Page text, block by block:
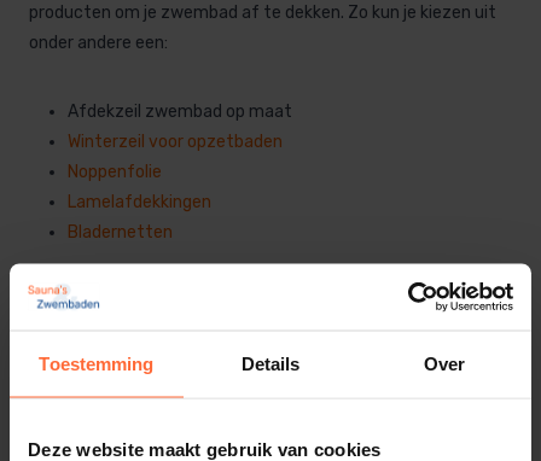
Toestemming Details Over
Deze website maakt gebruik van cookies
producten om je zwembad af te dekken. Zo kun je kiezen uit
onder andere een:
Afdekzeil zwembad op maat
Winterzeil voor opzetbaden
Noppenfo lie
Lamelafdekkingen
Bladernetten
Je zwembad in de winter afdekken kun je het beste doen
met winterzeil op maat voor jouw zwembad. Door het
als vuil geen kans om in het zwembad terecht te komen.
Daarnaast zullen ook regen en sneeuw geen schade aan je